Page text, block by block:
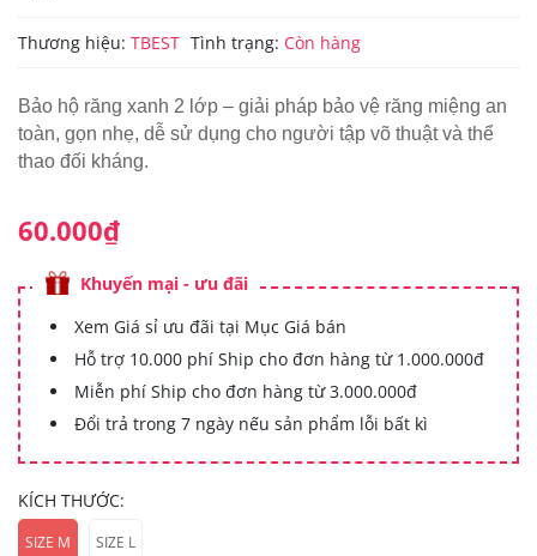
Thương hiệu: TBEST Tình trạng: Còn hàng
Bảo hộ răng xanh 2 lớp – giải pháp bảo vệ răng miệng an
toàn, gọn nhẹ, dễ sử dụng cho người tập võ thuật và thể
thao đối kháng.
60.000₫
Khuyến mại - ưu đãi
Xem Giá sỉ ưu đãi tại Mục Giá bán
Hỗ trợ 10.000 phí Ship cho đơn hàng từ 1.000.000đ
Miễn phí Ship cho đơn hàng từ 3.000.000đ
Đổi trả trong 7 ngày nếu sản phẩm lỗi bất kì
KÍCH THƯỚC:
SIZE M SIZE L